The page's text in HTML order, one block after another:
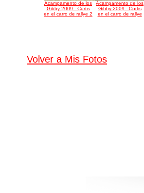
Acampamento de los
Gibby 2009 - Curtis
en el carro de rallye 2
Acampamento de los
Gibby 2009 - Curtis
en el carro de rallye
Volver a Mis Fotos